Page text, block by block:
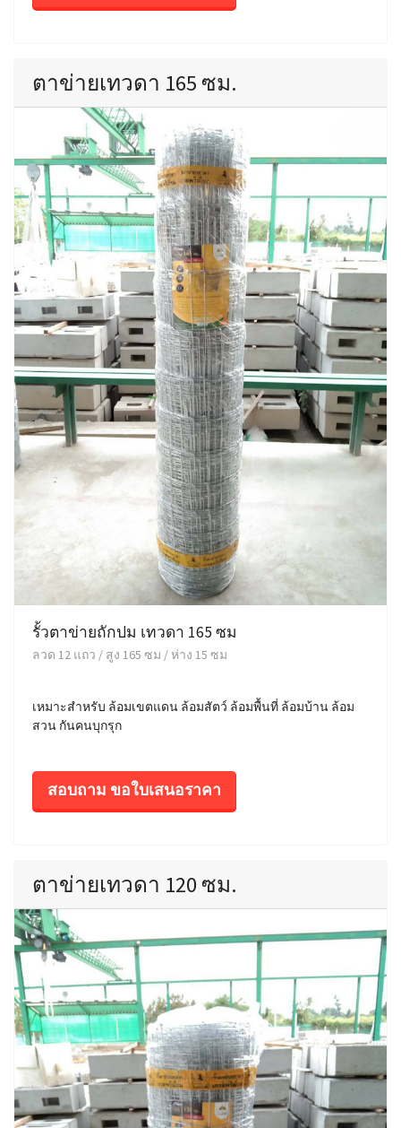
ตาข่ายเทวดา 165 ซม.
รั้วตาข่ายถักปม เทวดา 165 ซม
ลวด 12 แถว / สูง 165 ซม / ห่าง 15 ซม
เหมาะสำหรับ ล้อมเขตแดน ล้อมสัตว์ ล้อมพื้นที่ ล้อมบ้าน ล้อม
สวน กันคนบุกรุก
สอบถาม ขอใบเสนอราคา
ตาข่ายเทวดา 120 ซม.